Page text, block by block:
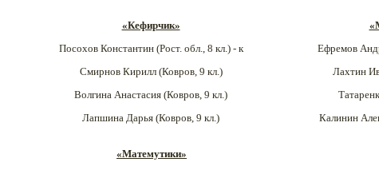
«Кефирчик»
Посохов Константин (Рост. обл., 8 кл.) - к
Смирнов Кирилл (Ковров, 9 кл.)
Волгина Анастасия (Ковров, 9 кл.)
Лапшина Дарья (Ковров, 9 кл.)
Ефремов
Лахтин
Калинин
«Матемутики»